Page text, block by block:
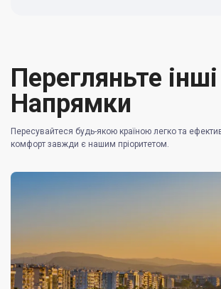
Перегляньте інші
Напрямки
Пересувайтеся будь-якою країною легко та
комфорт завжди є нашим пріоритетом.